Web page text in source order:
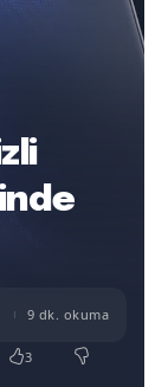
3
9 dk. okuma